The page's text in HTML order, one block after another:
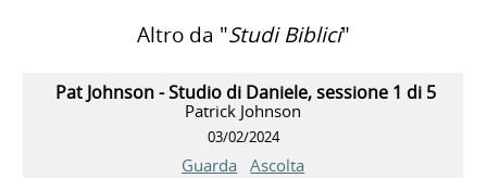
Altro da "Studi Biblici"
Pat Johnson - Studio di Daniele, sessione 1 di 5
Patrick Johnson
03/02/2024
Guarda Ascolta